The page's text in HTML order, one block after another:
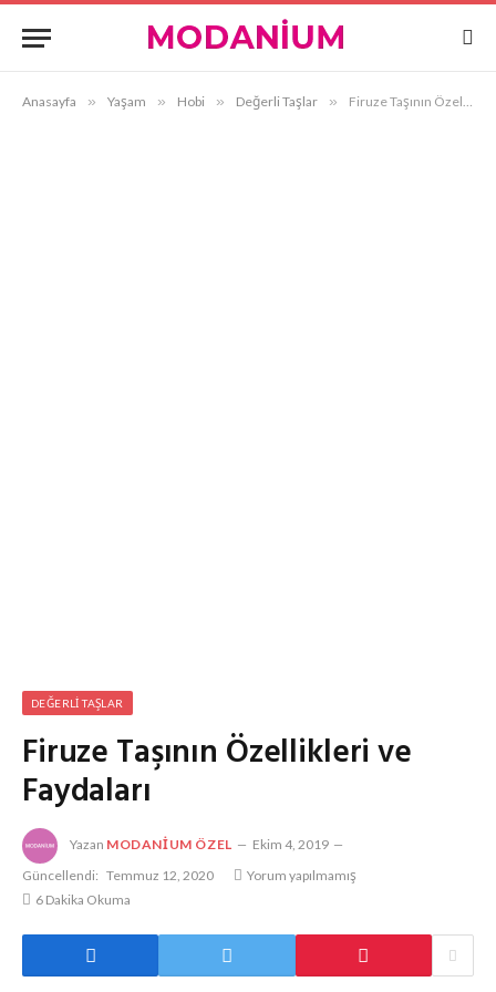
Anasayfa » Yaşam » Hobi » Değerli Taşlar » Firuze Taşının Özellikleri ve Faydaları
DEĞERLI TAŞLAR
Firuze Taşının Özellikleri ve
Faydaları
Yazan MODANIUM ÖZEL
Ekim 4, 2019
Güncellendi: Temmuz 12, 2020
Yorum yapılmamış
6 Dakika Okuma